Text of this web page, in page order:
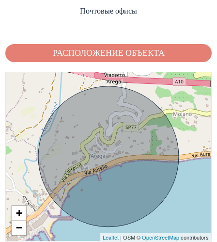
Почтовые офисы
РАСПОЛОЖЕНИЕ ОБЪЕКТА
+
−
Leaflet| OSM ©OpenStreetMapcontributors